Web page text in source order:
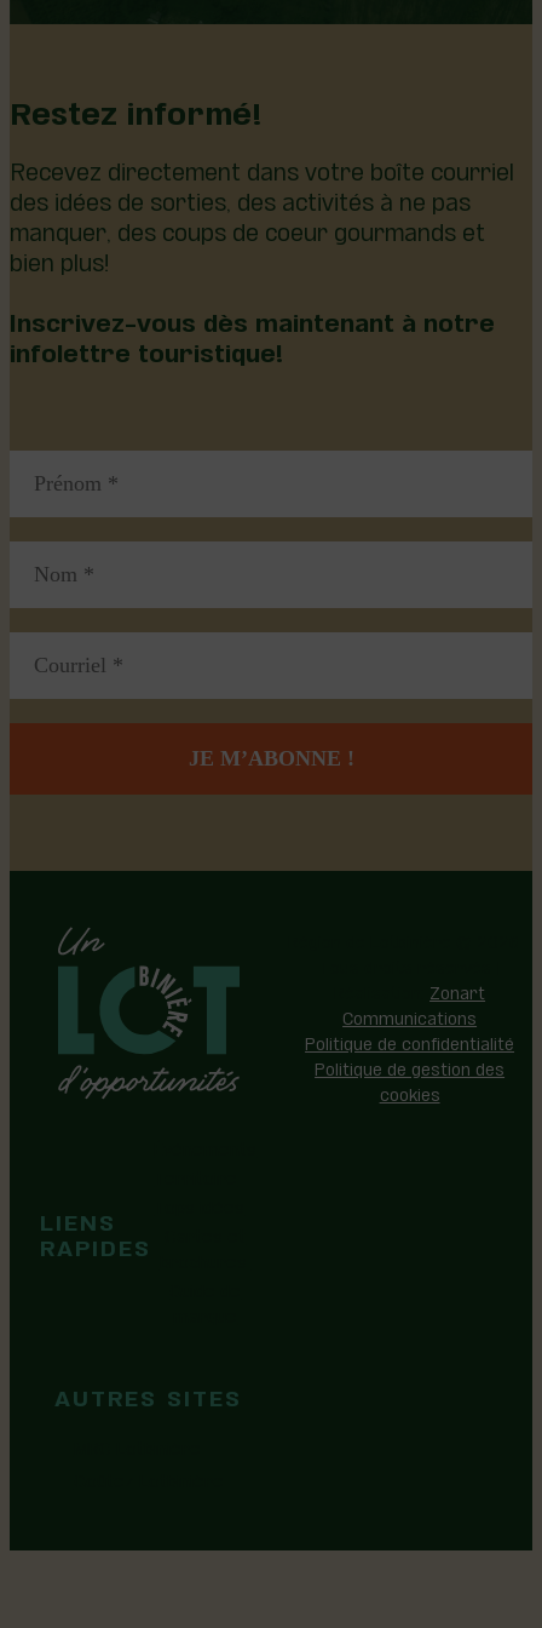
Restez informé!
Recevez directement dans votre boîte courriel
des idées de sorties, des activités à ne pas
manquer, des coups de coeur gourmands et
bien plus!
Inscrivez-vous dès maintenant à notre
infolettre touristique!
LIENS
RAPIDES
AUTRES SITES
Zonart
Communications
Politique de confidentialité
Politique de gestion des
cookies